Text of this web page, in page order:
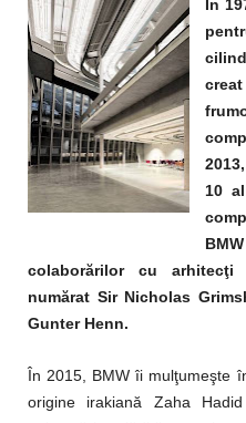
În
10
colaborărilor cu
numărat Sir Nicholas
Gunter Henn.
În 2015, BMW îi mulţumeşte
origine irakiană Zaha